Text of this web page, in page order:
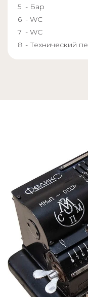
- Бар
- WC
- WC
- Технический